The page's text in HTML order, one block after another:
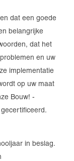
dat een goede
belangrijke
dat het
en uw
implementatie
op uw maat
Bouw! -
in beslag.